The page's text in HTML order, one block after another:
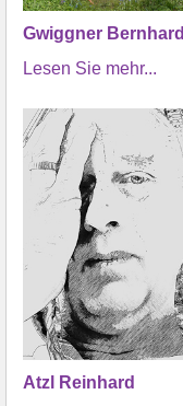
Gwiggner Bernhard
Lesen Sie mehr...
Atzl Reinhard